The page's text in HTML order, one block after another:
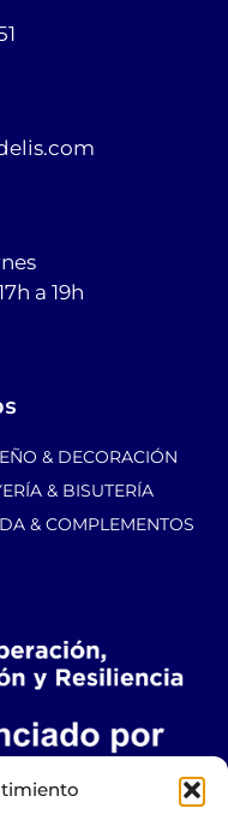
a 19h
& DECORACIÓN
& BISUTERÍA
& COMPLEMENTOS